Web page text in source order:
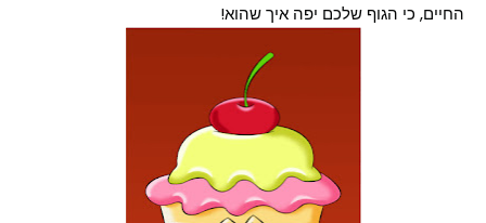
החיים, כי הגוף שלכם יפה איך שהוא!